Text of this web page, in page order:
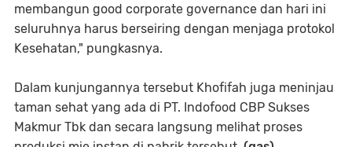
membangun good corporate governance dan hari ini
seluruhnya harus berseiring dengan menjaga protokol
Kesehatan," pungkasnya.
Dalam kunjungannya tersebut Khofifah juga meninjau
taman sehat yang ada di PT. Indofood CBP Sukses
Makmur Tbk dan secara langsung melihat proses